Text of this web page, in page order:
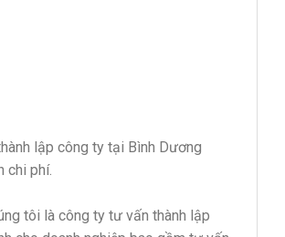
lập công ty tại Bình Dương
chi phí.
tôi là công ty tư vấn thành lập